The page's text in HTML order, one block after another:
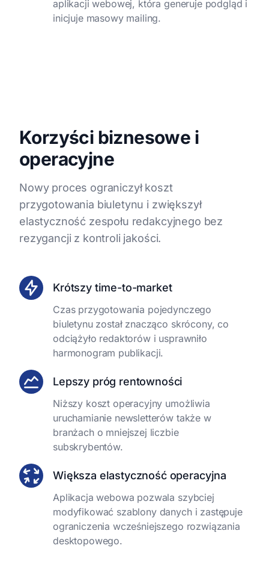
aplikacji webowej, która generuje podgląd i
inicjuje masowy mailing.
Korzyści biznesowe i
operacyjne
Nowy proces ograniczył koszt
przygotowania biuletynu i zwiększył
elastyczność zespołu redakcyjnego bez
rezygancji z kontroli jakości.
Krótszy time-to-market
Czas przygotowania pojedynczego
biuletynu został znacząco skrócony, co
odciążyło redaktorów i usprawniło
harmonogram publikacji.
Lepszy próg rentowności
Niższy koszt operacyjny umożliwia
uruchamianie newsletterów także w
branżach o mniejszej liczbie
subskrybentów.
Większa elastyczność operacyjna
Aplikacja webowa pozwala szybciej
modyfikować szablony danych i zastępuje
ograniczenia wcześniejszego rozwiązania
desktopowego.